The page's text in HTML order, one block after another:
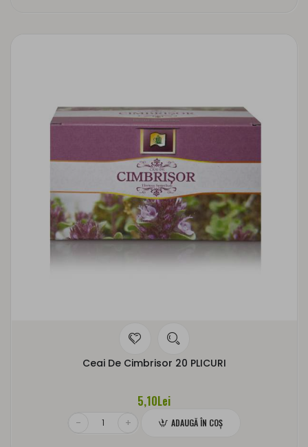
Ceai De Cimbrisor 20 PLICURI
5,10Lei
ADAUGĂ ÎN COŞ